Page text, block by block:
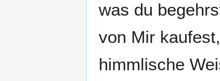
was du
von Mir
himmlische